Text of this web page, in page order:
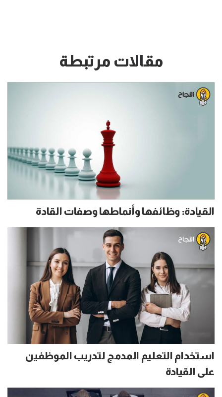
مقالات مرتبطة
القيادة: وظائفها وأنماطها وصفات القادة
استخدام التعليم المدمج لتدريب الموظفين
على القيادة